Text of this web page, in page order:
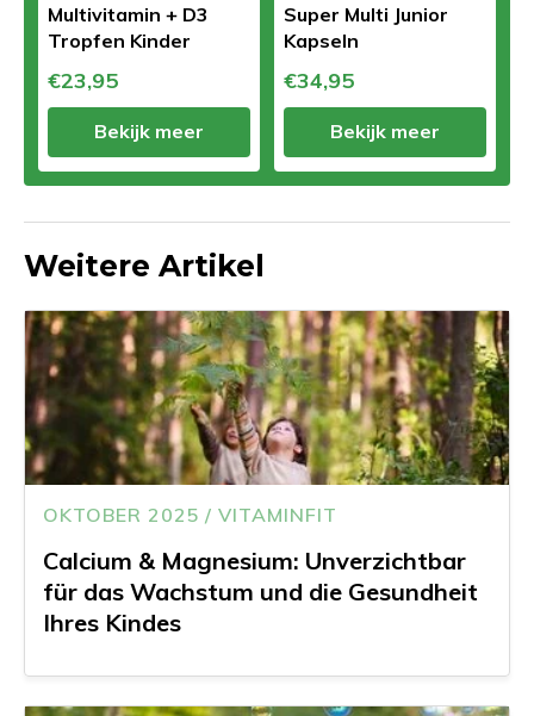
Multivitamin + D3
Tropfen Kinder
€23,95
Bekijk meer
Super Multi Junior
Kapseln
€34,95
Bekijk meer
Weitere Artikel
OKTOBER 2025 / VITAMINFIT
Calcium & Magnesium: Unverzichtbar
für das Wachstum und die Gesundheit
Ihres Kindes